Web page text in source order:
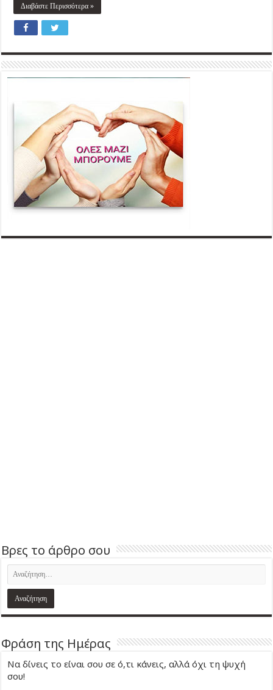
Διαβάστε Περισσότερα »
Βρες το άρθρο σου
Φράση της Ημέρας
Να δίνεις το είναι σου σε ό,τι κάνεις, αλλά όχι τη ψυχή
σου!